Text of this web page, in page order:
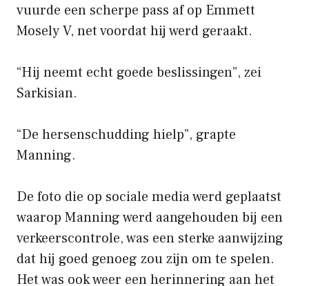
vuurde een scherpe pass af op Emmett
Mosely V, net voordat hij werd geraakt.
“Hij neemt echt goede beslissingen”, zei
Sarkisian.
“De hersenschudding hielp”, grapte
Manning.
De foto die op sociale media werd geplaatst
waarop Manning werd aangehouden bij een
verkeerscontrole, was een sterke aanwijzing
dat hij goed genoeg zou zijn om te spelen.
Het was ook weer een herinnering aan het